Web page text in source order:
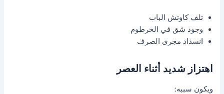
تلف كاوتش الباب
وجود شق في الخرطوم
انسداد مجرى الصرف
اهتزاز شديد أثناء العصر
ويكون سببه: